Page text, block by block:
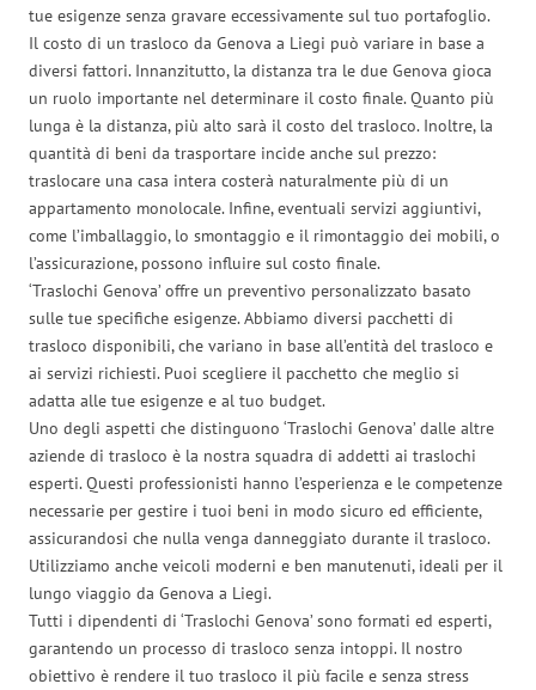
tue esigenze senza gravare eccessivamente sul tuo portafoglio.
Il costo di un trasloco da Genova a Liegi può variare in base a
diversi fattori. Innanzitutto, la distanza tra le due Genova gioca
un ruolo importante nel determinare il costo finale. Quanto più
lunga è la distanza, più alto sarà il costo del trasloco. Inoltre, la
quantità di beni da trasportare incide anche sul prezzo:
traslocare una casa intera costerà naturalmente più di un
appartamento monolocale. Infine, eventuali servizi aggiuntivi,
come l’imballaggio, lo smontaggio e il rimontaggio dei mobili, o
l’assicurazione, possono influire sul costo finale.
‘Traslochi Genova’ offre un preventivo personalizzato basato
sulle tue specifiche esigenze. Abbiamo diversi pacchetti di
trasloco disponibili, che variano in base all’entità del trasloco e
ai servizi richiesti. Puoi scegliere il pacchetto che meglio si
adatta alle tue esigenze e al tuo budget.
Uno degli aspetti che distinguono ‘Traslochi Genova’ dalle altre
aziende di trasloco è la nostra squadra di addetti ai traslochi
esperti. Questi professionisti hanno l’esperienza e le competenze
necessarie per gestire i tuoi beni in modo sicuro ed efficiente,
assicurandosi che nulla venga danneggiato durante il trasloco.
Utilizziamo anche veicoli moderni e ben manutenuti, ideali per il
lungo viaggio da Genova a Liegi.
Tutti i dipendenti di ‘Traslochi Genova’ sono formati ed esperti,
garantendo un processo di trasloco senza intoppi. Il nostro
obiettivo è rendere il tuo trasloco il più facile e senza stress